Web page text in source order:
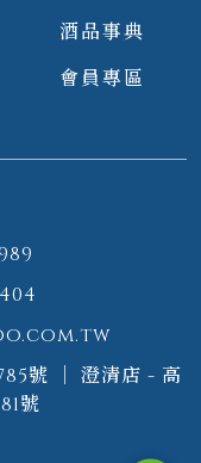
酒品事典
會員專區
號 ｜ 澄清店 - 高
號